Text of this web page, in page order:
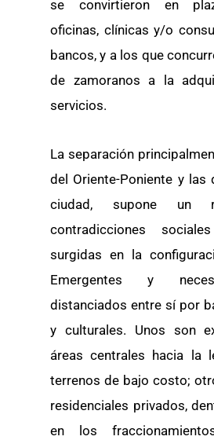
se convirtieron en
oficinas, clínicas y/o
bancos, y a los que
de zamoranos a la
servicios.
La separación
del Oriente-Poniente y las
ciudad, supone un
contradicciones
surgidas en la
Emergentes y
distanciados entre sí por
y culturales. Unos son
áreas centrales hacia la
terrenos de bajo costo;
residenciales privados,
en los fraccionamientos